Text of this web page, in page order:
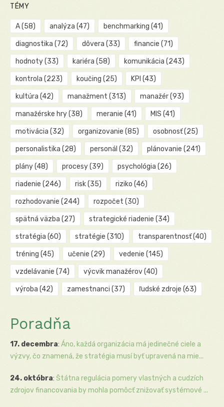
TÉMY
A(58) analýza (47) benchmarking (41)
diagnostika (72) dôvera (33) financie (71)
hodnoty(33) kariéra (58) komunikácia (243)
kontrola (223) koučing (25) KPI (43)
kultúra (42) manažment (313) manažér(93)
manažérske hry(38) meranie (41) MIS (41)
motivácia (32) organizovanie (85) osobnosť(25)
personalistika (28) personál (32) plánovanie (241)
plány(48) procesy(39) psychológia (26)
riadenie (246) risk(35) riziko (46)
rozhodovanie (244) rozpočet (30)
spätná väzba (27) strategické riadenie (34)
stratégia (60) stratégie (310) transparentnosť(40)
tréning (45) učenie (29) vedenie (145)
vzdelávanie (74) výcvik manažérov(40)
výroba (42) zamestnanci (37) ľudské zdroje (63)
Poradňa
17. decembra: Áno, každá organizácia má jedinečné ciele a
výzvy, čo znamená, že stratégia musí byť upravená na mie...
24. októbra: Štátna regulácia pomery vlastných a cudzích
zdrojov financovania by mohla pomôcť znižovať systémové ...